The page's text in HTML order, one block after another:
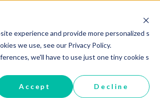
experience and provide more personalized s
we use, see our Privacy Policy.
we'll have to use just one tiny cookie s
Accept Decline